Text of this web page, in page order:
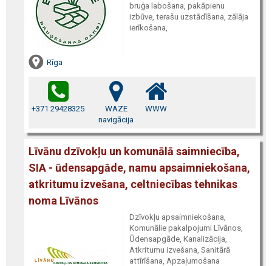
bruģa labošana, pakāpienu
izbūve, terašu uzstādīšana, zālāja
ierīkošana,
Rīga
+371 29428325
WAZE
navigācija
WWW
Līvānu dzīvokļu un komunālā saimniecība,
SIA - ūdensapgāde, namu apsaimniekošana,
atkritumu izvešana, celtniecības tehnikas
noma Līvānos
Dzīvokļu apsaimniekošana,
Komunālie pakalpojumi Līvānos,
Ūdensapgāde, Kanalizācija,
Atkritumu izvešana, Sanitārā
attīrīšana, Apzaļumošana